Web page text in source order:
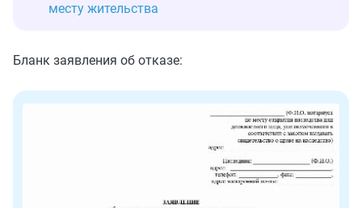
месту жительства
Бланк заявления об отказе: